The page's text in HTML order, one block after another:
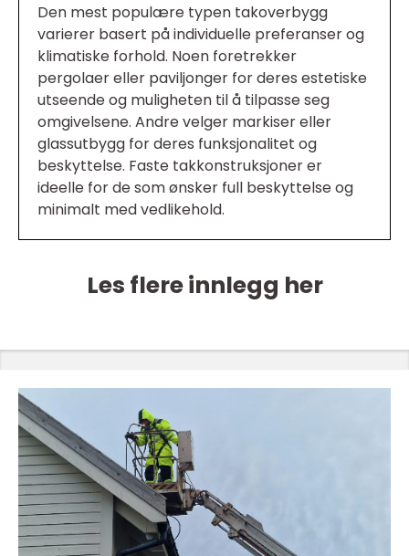
Den mest populære typen takoverbygg
varierer basert på individuelle preferanser og
klimatiske forhold. Noen foretrekker
pergolaer eller paviljonger for deres estetiske
utseende og muligheten til å tilpasse seg
omgivelsene. Andre velger markiser eller
glassutbygg for deres funksjonalitet og
beskyttelse. Faste takkonstruksjoner er
ideelle for de som ønsker full beskyttelse og
minimalt med vedlikehold.
Les flere innlegg her